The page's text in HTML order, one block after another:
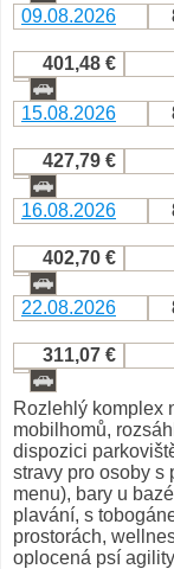
09.08.2026
401,48 €
15.08.2026
427,79 €
16.08.2026
402,70 €
22.08.2026
311,07 €
Rozlehlý komplex
mobilhomů,
dispozici
stravy pro osoby s
menu), bary u
plavání, s
prostorách,
oplocená psí